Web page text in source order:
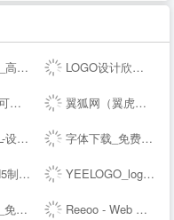
片素材大全 LOGO设计欣赏_国外标志设计欣赏 - LOGO圈
具 翼狐网（翼虎网）-学设计，上翼狐！
的设计！ 字体下载_免费字体下载_商用字体设计定制--字魂网
具 YEELOGO_logo在线制作
模板素材设计分享平台 Reeoo - Web Design Inspiration and Website Gallery